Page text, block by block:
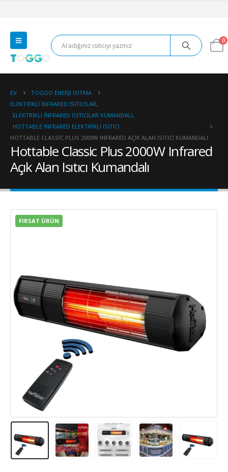
0
EV
TOGGO ENERJI ISITMA
ELEKTRIKLI İNFRARED ISITICILAR,
ELEKTRIKLI İNFRARED ISITICILAR KUMANDALI,
HOTTABLE INFRARED ELEKTRIKLI ISITICI
HOTTABLE CLASSIC PLUS 2000W INFRARED AÇIK ALAN ISITICI KUMANDALI
Hottable Classic Plus 2000W Infrared
Açık Alan Isıtıcı Kumandalı
FIRSAT ÜRÜN